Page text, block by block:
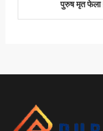
पुरुष मृत फेला